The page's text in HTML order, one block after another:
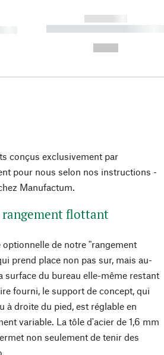
------------
----------- ----------- ----------
conçus exclusivement par
pour nous selon nos instructions -
Manufactum.
rangement flottant
de notre "rangement
prend place non pas sur, mais au-
surface du bureau elle-même restant
fourni, le support de concept, qui
à droite du pied, est réglable en
variable. La tôle d'acier de 1,6 mm
non seulement de tenir des